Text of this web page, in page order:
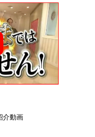
介動画